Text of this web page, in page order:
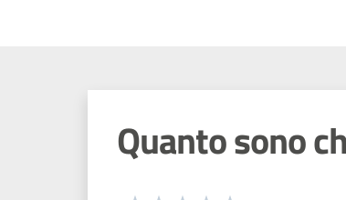
Quanto sono